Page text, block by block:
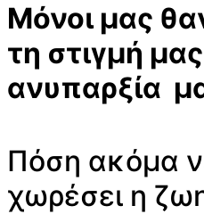
Μόνοι μας
τη στιγμή
ανυπαρξία
Πόση ακόμα
χωρέσει η